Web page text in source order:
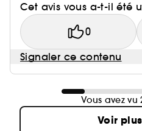
Cet avis vous a-t-il été
0
Signaler ce contenu
Vous avez vu
Voir